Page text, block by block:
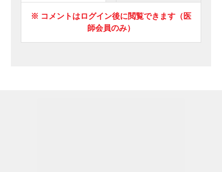
※ コメントはログイン後に閲覧できます（医
師会員のみ）